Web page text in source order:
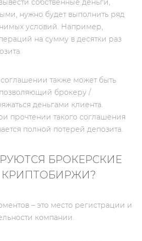
собственные деньги,
нужно будет выполнить ряд
условий. Например,
на сумму в десятки раз
также может быть
брокеру /
деньгами клиента.
прочтении такого соглашения
полной потерей депозита.
БРОКЕРСКИЕ
– это место регистрации и
компании.